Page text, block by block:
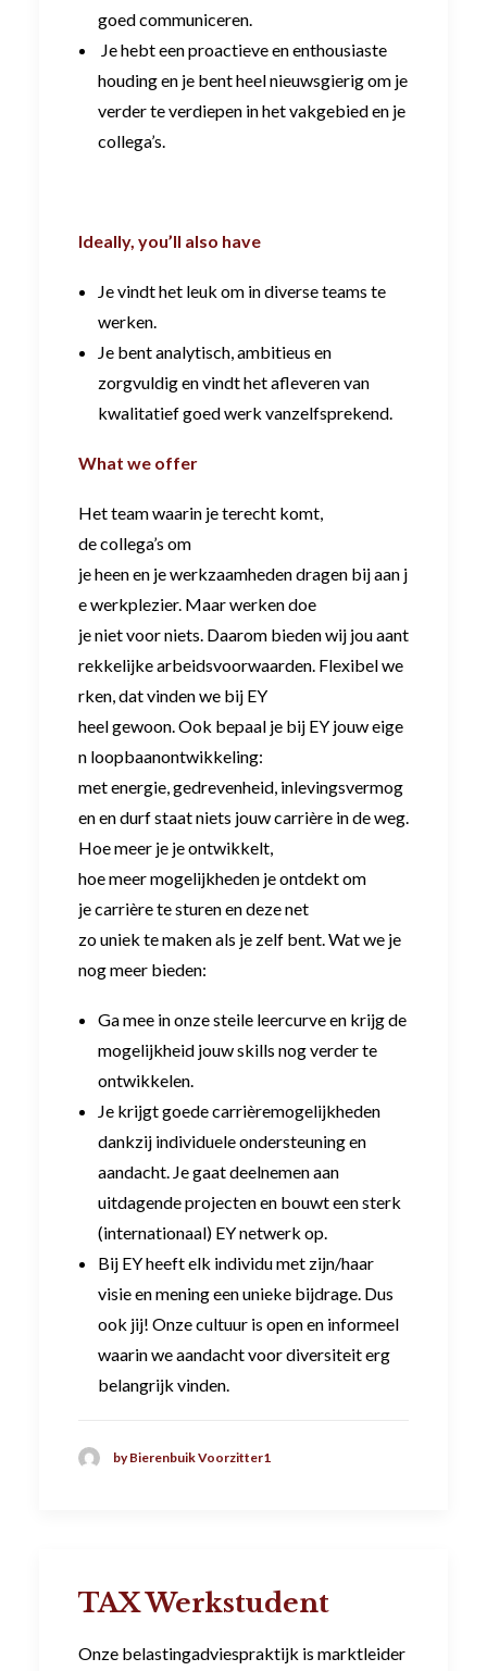
goed communiceren.
Je hebt een proactieve en enthousiaste
houding en je bent heel nieuwsgierig om je
verder te verdiepen in het vakgebied en je
collega’s.
Ideally, you’ll also have
Je vindt het leuk om in diverse teams te
werken.
Je bent analytisch, ambitieus en
zorgvuldig en vindt het afleveren van
kwalitatief goed werk vanzelfsprekend.
What we offer
Het team waarin je terecht komt,
de collega’s om
je heen en je werkzaamheden dragen bij aan j
e werkplezier. Maar werken doe
je niet voor niets. Daarom bieden wij jou aant
rekkelijke arbeidsvoorwaarden. Flexibel we
rken, dat vinden we bij EY
heel gewoon. Ook bepaal je bij EY jouw eige
n loopbaanontwikkeling:
met energie, gedrevenheid, inlevingsvermog
en en durf staat niets jouw carrière in de weg.
Hoe meer je je ontwikkelt,
hoe meer mogelijkheden je ontdekt om
je carrière te sturen en deze net
zo uniek te maken als je zelf bent. Wat we je
nog meer bieden:
Ga mee in onze steile leercurve en krijg de
mogelijkheid jouw skills nog verder te
ontwikkelen.
Je krijgt goede carrièremogelijkheden
dankzij individuele ondersteuning en
aandacht. Je gaat deelnemen aan
uitdagende projecten en bouwt een sterk
(internationaal) EY netwerk op.
Bij EY heeft elk individu met zijn/haar
visie en mening een unieke bijdrage. Dus
ook jij! Onze cultuur is open en informeel
waarin we aandacht voor diversiteit erg
belangrijk vinden.
by Bierenbuik Voorzitter1
TAX Werkstudent
Onze belastingadviespraktijk is marktleider